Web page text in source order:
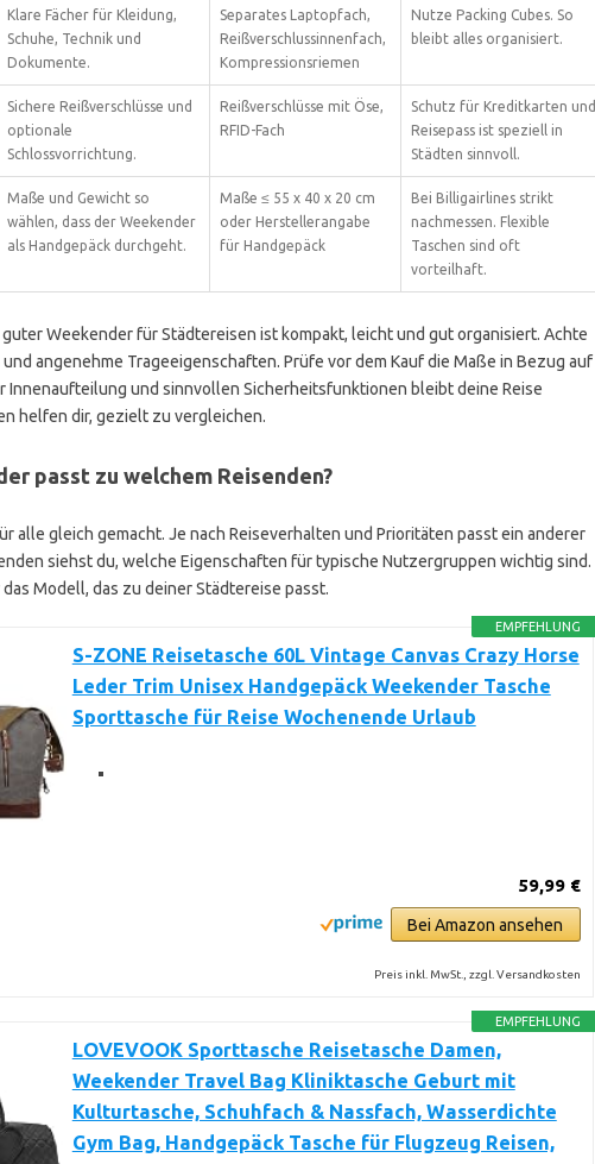
Klare Fächer für Kleidung,
Schuhe, Technik und
Dokumente.
Separates Laptopfach,
Reißverschlussinnenfach,
Kompressionsriemen
Nutze Packing Cubes. So
bleibt alles organisiert.
Sichere Reißverschlüsse und
optionale
Schlossvorrichtung.
Reißverschlüsse mit Öse,
RFID-Fach
Schutz für Kreditkarten und
Reisepass ist speziell in
Städten sinnvoll.
Maße und Gewicht so
wählen, dass der Weekender
als Handgepäck durchgeht.
Maße ≤ 55 x 40 x 20 cm
oder Herstellerangabe
für Handgepäck
Bei Billigairlines strikt
nachmessen. Flexible
Taschen sind oft
vorteilhaft.
guter Weekender für Städtereisen ist kompakt, leicht und gut organisiert. Achte
angenehme Trageeigenschaften. Prüfe vor dem Kauf die Maße in Bezug auf
Innenaufteilung und sinnvollen Sicherheitsfunktionen bleibt deine Reise
helfen dir, gezielt zu vergleichen.
passt zu welchem Reisenden?
alle gleich gemacht. Je nach Reiseverhalten und Prioritäten passt ein anderer
siehst du, welche Eigenschaften für typische Nutzergruppen wichtig sind.
Modell, das zu deiner Städtereise passt.
EMPFEHLUNG
S-ZONE Reisetasche 60L Vintage Canvas Crazy Horse
Leder Trim Unisex Handgepäck Weekender Tasche
Sporttasche für Reise Wochenende Urlaub
59,99 €
Bei Amazon ansehen
Preis inkl. MwSt., zzgl. Versandkosten
EMPFEHLUNG
LOVEVOOK Sporttasche Reisetasche Damen,
Weekender Travel Bag Kliniktasche Geburt mit
Kulturtasche, Schuhfach & Nassfach, Wasserdichte
Gym Bag, Handgepäck Tasche für Flugzeug Reisen,